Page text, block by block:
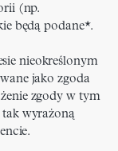
(np.
będą podane*.
nieokreślonym
jako zgoda
zgody w tym
wyrażoną